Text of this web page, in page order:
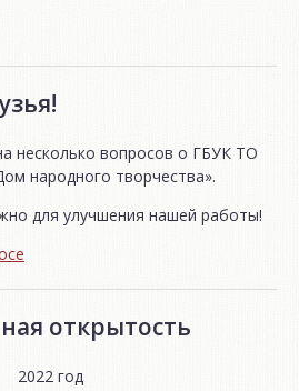
несколько вопросов о ГБУК ТО
народного творчества».
для улучшения нашей работы!
открытость
2022 год